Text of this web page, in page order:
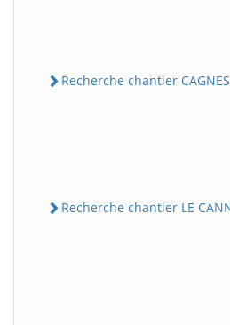
Recherche chantier
Recherche chantier LE